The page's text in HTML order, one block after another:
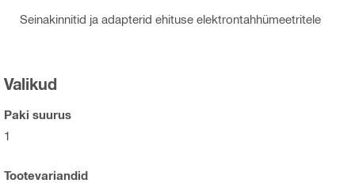
Seinakinnitid ja adapterid ehituse elektrontahhümeetritele
Valikud
Paki suurus
1
Tootevariandid